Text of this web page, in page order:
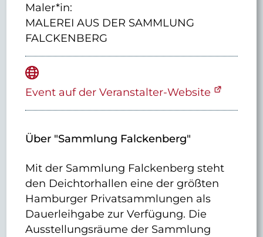
Maler*in:
MALEREI AUS DER SAMMLUNG
FALCKENBERG
Event auf der Veranstalter-Website
Über "Sammlung Falckenberg"
Mit der Sammlung Falckenberg steht
den Deichtorhallen eine der größten
Hamburger Privatsammlungen als
Dauerleihgabe zur Verfügung. Die
Ausstellungsräume der Sammlung